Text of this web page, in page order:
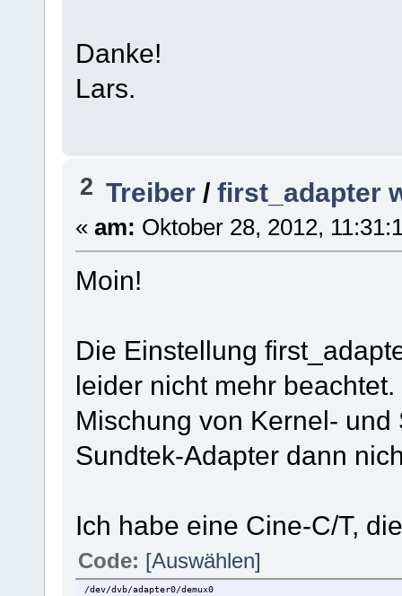
Danke!
Lars.
2 Treiber /first_adapter
« am: Oktober 28, 2012,
Moin!
Die Einstellung
leider nicht mehr
Mischung von Kernel-
Sundtek-Adapter dann
Ich habe eine Cine-C/T,
Code: [Auswählen]
/dev/dvb/adapter0/demux0